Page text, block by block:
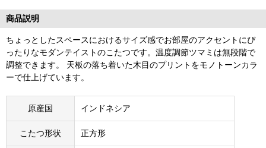
商品説明
ちょっとしたスペースにおけるサイズ感でお部屋のアクセントにぴ
ったりなモダンテイストのこたつです。温度調節ツマミは無段階で
調整できます。 天板の落ち着いた木目のプリントをモノトーンカラ
ーで仕上げています。
原産国 インドネシア
こたつ形状 正方形